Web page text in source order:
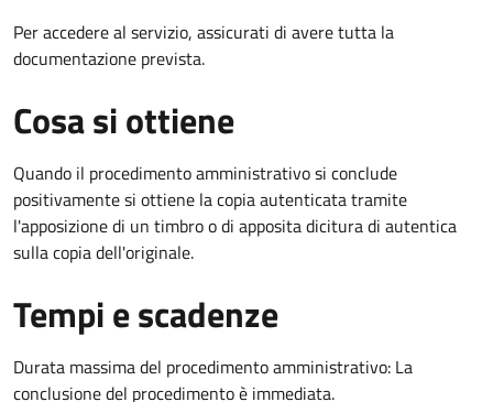
Per accedere al servizio, assicurati di avere tutta la
documentazione prevista.
Cosa si ottiene
Quando il procedimento amministrativo si conclude
positivamente si ottiene la copia autenticata tramite
l'apposizione di un timbro o di apposita dicitura di autentica
sulla copia dell'originale.
Tempi e scadenze
Durata massima del procedimento amministrativo: La
conclusione del procedimento è immediata.